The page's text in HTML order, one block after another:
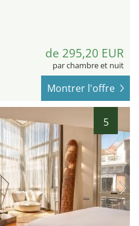
de 295,20 EUR
par chambre et nuit
Montrer l'offre
5